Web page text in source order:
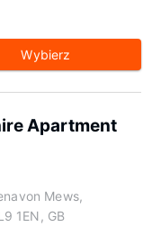
Wybierz
Apartment
Mews,
1EN, GB